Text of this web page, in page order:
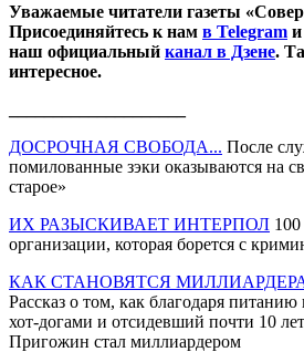
Уважаемые читатели газеты
Присоединяйтесь к нам в Telegram
наш официальный канал в Дзене.
интересное.
ДОСРОЧНАЯ СВОБОДА... После
помилованные зэки оказываются на
старое»
ИХ РАЗЫСКИВАЕТ ИНТЕРПОЛ
организации, которая борется с
КАК СТАНОВЯТСЯ
Рассказ о том, как благодаря питанию
хот-догами и отсидевший почти 10
Пригожин стал миллиардером